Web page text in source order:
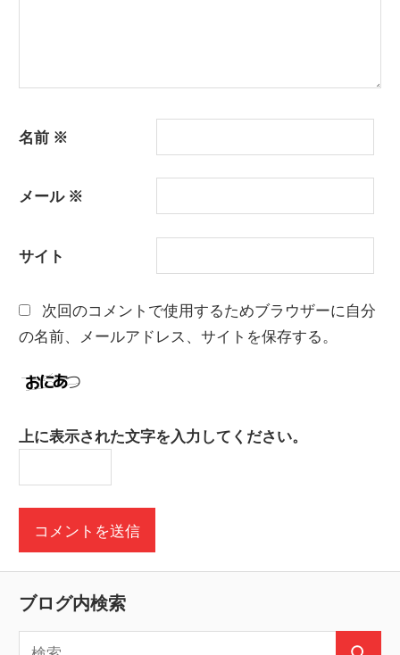
名前 ※
メール ※
サイト
次回のコメントで使用するためブラウザーに自分
の名前、メールアドレス、サイトを保存する。
上に表示された文字を入力してください。
ブログ内検索
検